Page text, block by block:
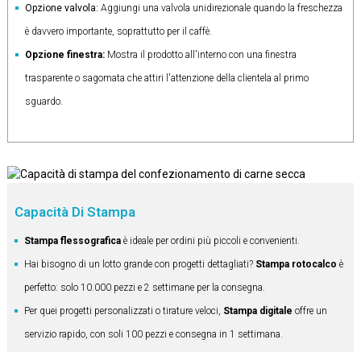
Opzione valvola: Aggiungi una valvola unidirezionale quando la freschezza
è davvero importante, soprattutto per il caffè.
Opzione finestra: Mostra il prodotto all'interno con una finestra
trasparente o sagomata che attiri l'attenzione della clientela al primo
sguardo.
Capacità Di Stampa
Stampa flessograficaè ideale per ordini più piccoli e convenienti.
Hai bisogno di un lotto grande con progetti dettagliati? Stampa rotocalco è
perfetto: solo 10.000 pezzi e 2 settimane per la consegna.
Per quei progetti personalizzati o tirature veloci, Stampa digitale offre un
servizio rapido, con soli 100 pezzi e consegna in 1 settimana.